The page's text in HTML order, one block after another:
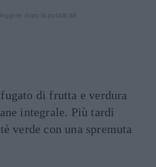
di frutta e verdura
integrale. Più tardi
verde con una spremuta